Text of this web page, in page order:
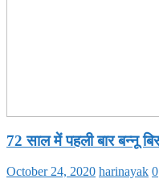
72 साल में पहली बार बन्नू
October 24, 2020 harinayak 0